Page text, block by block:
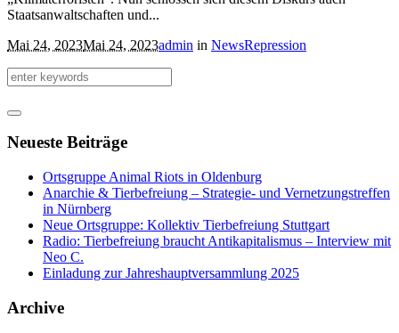
Staatsanwaltschaften und...
Mai 24, 2023Mai 24, 2023admin in NewsRepression
Neueste Beiträge
Ortsgruppe Animal Riots in Oldenburg
Anarchie & Tierbefreiung – Strategie- und Vernetzungstreffen
in Nürnberg
Neue Ortsgruppe: Kollektiv Tierbefreiung Stuttgart
Radio: Tierbefreiung braucht Antikapitalismus – Interview mit
Neo C.
Einladung zur Jahreshauptversammlung 2025
Archive